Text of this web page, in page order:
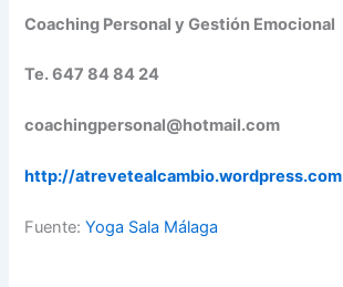
Coaching Personal y Gestión Emocional
Te. 647 84 84 24
coachingpersonal@hotmail.com
http://atrevetealcambio.wordpress.com
Fuente:Yoga Sala Málaga